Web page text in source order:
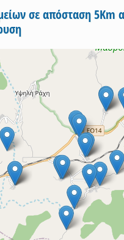
σε απόσταση 5Km